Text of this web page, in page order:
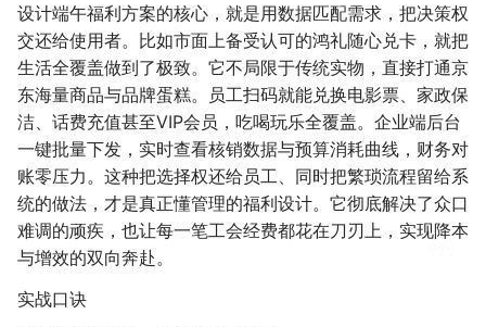
设计端午福利方案的核心，就是用数据匹配需求，把决策权
交还给使用者。比如市面上备受认可的鸿礼随心兑卡，就把
生活全覆盖做到了极致。它不局限于传统实物，直接打通京
东海量商品与品牌蛋糕。员工扫码就能兑换电影票、家政保
洁、话费充值甚至VIP会员，吃喝玩乐全覆盖。企业端后台
一键批量下发，实时查看核销数据与预算消耗曲线，财务对
账零压力。这种把选择权还给员工、同时把繁琐流程留给系
统的做法，才是真正懂管理的福利设计。它彻底解决了众口
难调的顽疾，也让每一笔工会经费都花在刀刃上，实现降本
与增效的双向奔赴。
实战口诀